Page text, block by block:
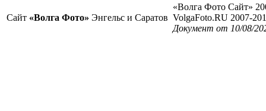
Сайт «Волга Фото» Энгельс и Саратов
«Волга Фото Сайт»
VolgaFoto.RU 2007-
Документ от 10/08/